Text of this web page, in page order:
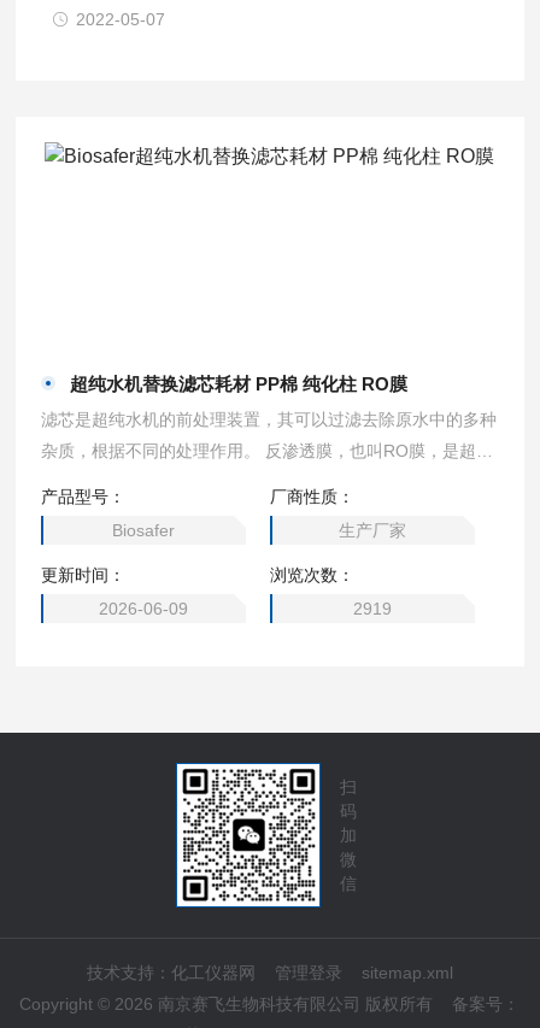
2022-05-07
超纯水机替换滤芯耗材 PP棉 纯化柱 RO膜
滤芯是超纯水机的前处理装置，其可以过滤去除原水中的多种
杂质，根据不同的处理作用。 反渗透膜，也叫RO膜，是超纯
可以变为符合国标三级的纯水。 超纯化柱是制备实验室超纯
水的关键零部件，其内部装填注塑型树脂，可通过离子交换的
方式将RO纯水净化为UP超纯水，通常置于RO反渗透膜后。
所有的物品在精心保养之下都能够长时保持理想状态，实验室
产品型号：
Biosafer
厂商性质：
生产厂家
更新时间：
2026-06-09
浏览次数：
2919
扫
码
加
微
信
技术支持： 化工仪器网 管理登录
sitemap.xml
Copyright © 2026 南京赛飞生物科技有限公司 版权所有 备案号：